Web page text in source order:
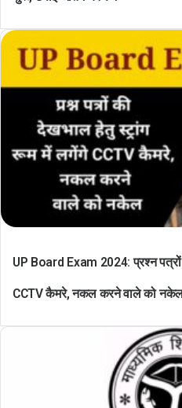
UP Board Exam 2024: प्रश्न
CCTV कैमरे, नकल करने वाले को